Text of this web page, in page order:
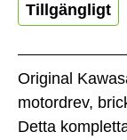
Original
motordrev,
Detta
Tillgängligt